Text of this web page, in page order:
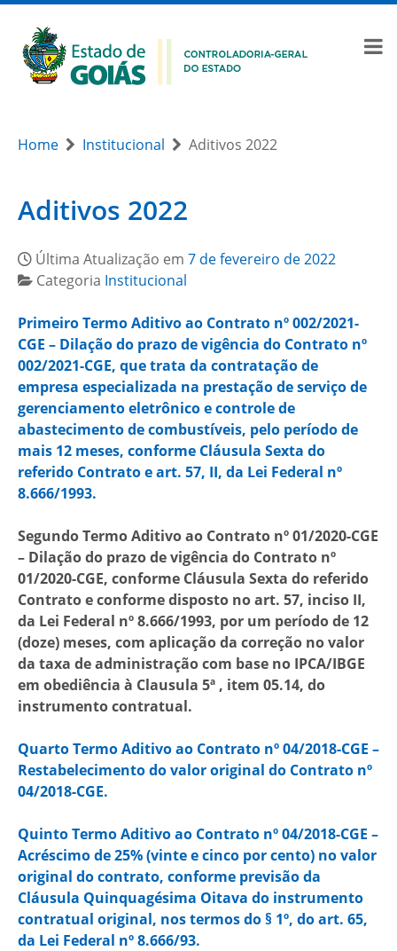
Home Institucional Aditivos 2022
Aditivos 2022
Última Atualização em 7 de fevereiro de 2022
Categoria Institucional
Primeiro Termo Aditivo ao Contrato nº 002/2021-
CGE – Dilação do prazo de vigência do Contrato nº
002/2021-CGE, que trata da contratação de
empresa especializada na prestação de serviço de
gerenciamento eletrônico e controle de
abastecimento de combustíveis, pelo período de
mais 12 meses, conforme Cláusula Sexta do
referido Contrato e art. 57, II, da Lei Federal nº
8.666/1993.
Segundo Termo Aditivo ao Contrato nº 01/2020-CGE
– Dilação do prazo de vigência do Contrato nº
01/2020-CGE, conforme Cláusula Sexta do referido
Contrato e conforme disposto no art. 57, inciso II,
da Lei Federal nº 8.666/1993, por um período de 12
(doze) meses, com aplicação da correção no valor
da taxa de administração com base no IPCA/IBGE
em obediência à Clausula 5ª , item 05.14, do
instrumento contratual.
Quarto Termo Aditivo ao Contrato nº 04/2018-CGE –
Restabelecimento do valor original do Contrato nº
04/2018-CGE.
Quinto Termo Aditivo ao Contrato nº 04/2018-CGE –
Acréscimo de 25% (vinte e cinco por cento) no valor
original do contrato, conforme previsão da
Cláusula Quinquagésima Oitava do instrumento
contratual original, nos termos do § 1º, do art. 65,
da Lei Federal nº 8.666/93.